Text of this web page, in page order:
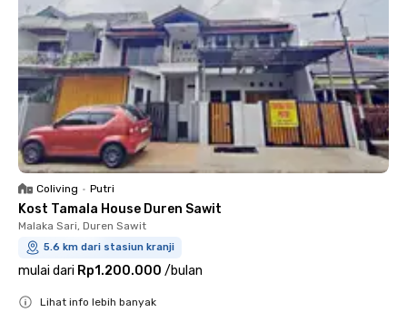
Coliving • Putri
Kost Tamala House Duren Sawit
Malaka Sari, Duren Sawit
5.6 km dari stasiun kranji
mulai dari Rp1.200.000 /bulan
Lihat info lebih banyak